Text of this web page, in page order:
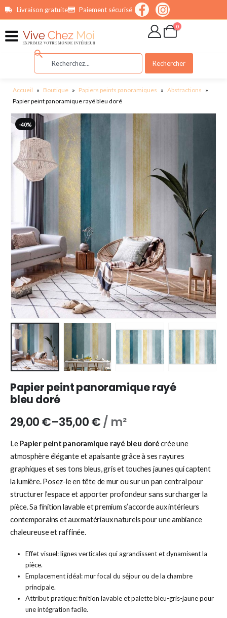
principalLivraison gratuite Paiement sécurisé
0
Rechercher
Accueil » Boutique » Papiers peints panoramiques » Abstractions »
Papier peint panoramique rayé bleu doré
-40%
Papier peint panoramique rayé
bleu doré
29,00€–35,00€/ m²
LePapier peint panoramique rayé bleu dorécrée une
atmosphère élégante et apaisante grâce à ses rayures
graphiques et ses tons bleus, gris et touches jaunes qui captent
la lumière. Posez-le en tête de mur ou sur un pan central pour
structurer l’espace et apporter profondeur sans surcharger la
pièce. Sa finition lavable et premium s’accorde aux intérieurs
contemporains et aux matériaux naturels pour une ambiance
chaleureuse et raffinée.
Effet visuel: lignes verticales qui agrandissent et dynamisent la
pièce.
Emplacement idéal: mur focal du séjour ou de la chambre
principale.
Attribut pratique: finition lavable et palette bleu-gris-jaune pour
une intégration facile.